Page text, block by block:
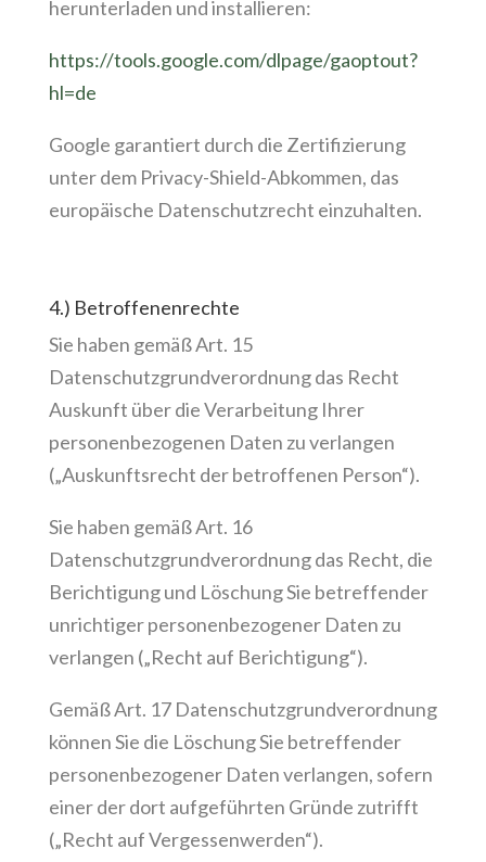
herunterladen und installieren:
https://tools.google.com/dlpage/gaoptout?
hl=de
Google garantiert durch die Zertifizierung
unter dem Privacy-Shield-Abkommen, das
europäische Datenschutzrecht einzuhalten.
4.) Betroffenenrechte
Sie haben gemäß Art. 15
Datenschutzgrundverordnung das Recht
Auskunft über die Verarbeitung Ihrer
personenbezogenen Daten zu verlangen
(„Auskunftsrecht der betroffenen Person“).
Sie haben gemäß Art. 16
Datenschutzgrundverordnung das Recht, die
Berichtigung und Löschung Sie betreffender
unrichtiger personenbezogener Daten zu
verlangen („Recht auf Berichtigung“).
Gemäß Art. 17 Datenschutzgrundverordnung
können Sie die Löschung Sie betreffender
personenbezogener Daten verlangen, sofern
einer der dort aufgeführten Gründe zutrifft
(„Recht auf Vergessenwerden“).